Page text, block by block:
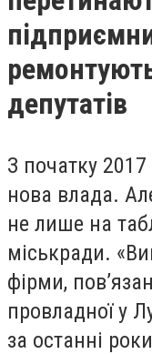
депутатів
З початку
нова влада.
не лише на
міськради.
фірми,
провладної у
за останні